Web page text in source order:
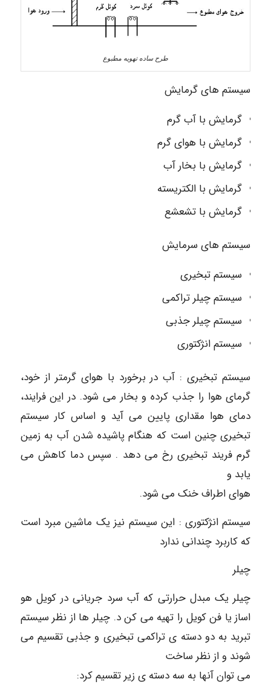
طرح ساده تهویه مطبوع
سیستم های گرمایش
گرمایش با آب گرم
گرمایش با هوای گرم
گرمایش با بخار آب
گرمایش با الکتریسته
گرمایش با تشعشع
سیستم های سرمایش
سیستم تبخیری
سیستم چیلر تراکمی
سیستم چیلر جذبی
سیستم انژکتوری
سیستم تبخیری : آب در برخورد با هوای گرمتر از خود،
گرمای هوا را جذب کرده و بخار می شود. در این فرایند،
دمای هوا مقداری پایین می آید و اساس کار سیستم
تبخیری چنین است که هنگام پاشیده شدن آب به زمین
گرم فریند تبخیری رخ می دهد . سپس دما کاهش می
یابد و
هوای اطراف خنک می شود.
سیستم انژکتوری : این سیستم نیز یک ماشین مبرد است
که کاربرد چندانی ندارد
چیلر
چیلر یک مبدل حرارتی که آب سرد جریانی در کویل هو
اساز یا فن کویل را تهیه می کن د. چیلر ها از نظر سیستم
تبرید به دو دسته ی تراکمی تبخیری و جذبی تقسیم می
شوند و از نظر ساخت
می توان آنها به سه دسته ی زیر تقسیم کرد: